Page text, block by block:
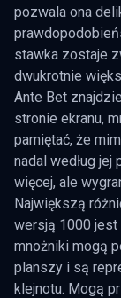
pozwala ona
stawka zostaje
dwukrotnie
Ante Bet
stronie ekranu,
pamiętać, że
nadal według
więcej, ale
Największą
wersją 1000 jest
mnożniki mogą
planszy i są
klejnotu. Mogą